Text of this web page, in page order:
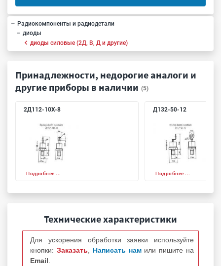
Радиокомпоненты и радиодетали
диоды
диоды силовые (2Д, В, Д и другие)
Принадлежности, недорогие аналоги и
другие приборы в наличии (5)
2Д112-10Х-8
Подробнее ...
Д132-50-12
Подробнее ...
Технические характеристики
Для ускорения обработки заявки используйте
кнопки: Заказать Написать нам или пишите на
Email